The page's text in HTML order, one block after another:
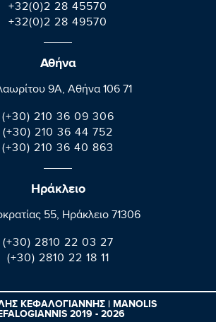
+32(0)2 28 45570
+32(0)2 28 49570
Αθήνα
9A, Aθήνα 106 71
(+30) 210 36 09 306
(+30) 210 36 44 752
(+30) 210 36 40 863
Ηράκλειο
55, Ηράκλειο 71306
(+30) 2810 22 03 27
(+30) 2810 22 18 11
ΚΕΦΑΛΟΓΙΑΝΝΗΣ | MANOLIS
2019 - 2026